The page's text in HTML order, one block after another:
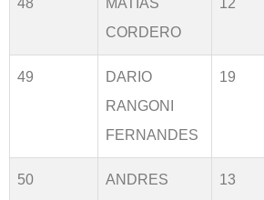
48
MATIAS
CORDERO
12
49
DARIO
RANGONI
FERNANDES
19
50
ANDRES
13